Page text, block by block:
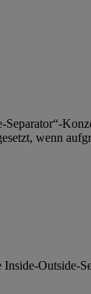
wenn
Outside-